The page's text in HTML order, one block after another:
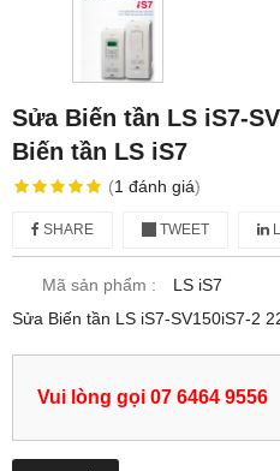
Sửa Biến tần LS iS7-
Biến tần LS iS7
(1 đánh giá)
SHARE TWEET
Mã sản phẩm :
LS iS7
Sửa Biến tần LS iS7-SV150iS7-2
Vui lòng gọi 07 6464 9556